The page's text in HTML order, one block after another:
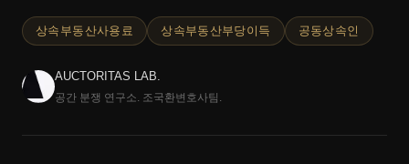
상속부동산사용료 상속부동산부당이득 공동상속인
AUCTORITAS LAB.
공간 분쟁 연구소. 조국환변호사팀.